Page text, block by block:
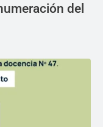
del